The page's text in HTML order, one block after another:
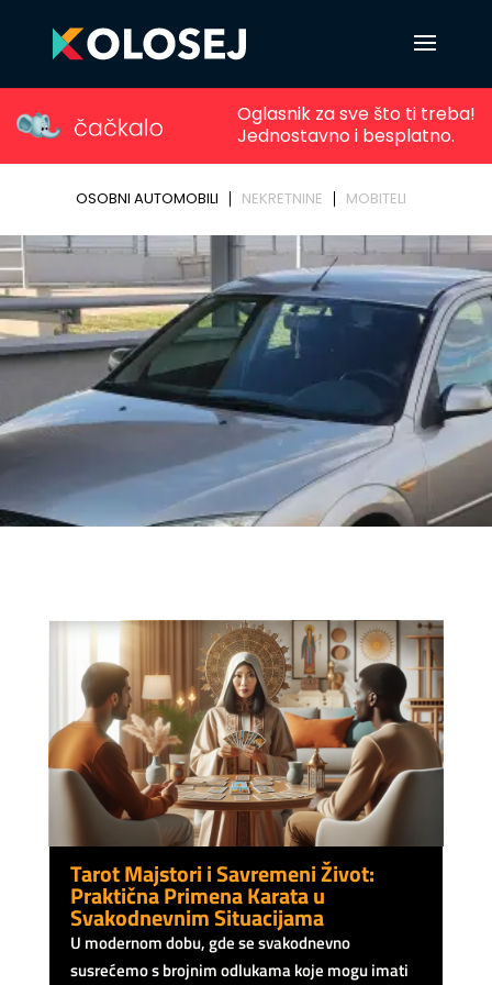
Tarot Majstori i Savremeni Život:
Praktična Primena Karata u
Svakodnevnim Situacijama
U modernom dobu, gde se svakodnevno
susrećemo s brojnim odlukama koje mogu imati